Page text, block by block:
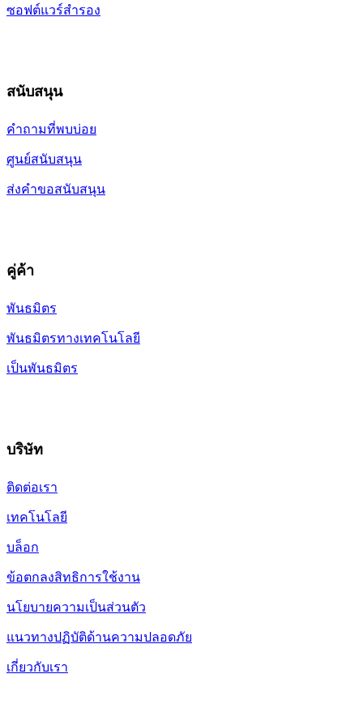
ซอฟต์แวร์สำรอง
สนับสนุน
คำถามที่พบบ่อย
ศูนย์สนับสนุน
ส่งคำขอสนับสนุน
คู่ค้า
พันธมิตร
พันธมิตรทางเทคโนโลยี
เป็นพันธมิตร
บริษัท
ติดต่อเรา
เทคโนโลยี
บล็อก
ข้อตกลงสิทธิการใช้งาน
นโยบายความเป็นส่วนตัว
แนวทางปฏิบัติด้านความปลอดภัย
เกี่ยวกับเรา